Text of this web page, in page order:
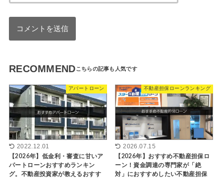
RECOMMEND
アパートローン
2022.12.01
【2026年】低金利・審査に甘いア
パートローンおすすめランキン
グ。不動産投資家が教えるおすす
不動産担保ローンランキング
2026.07.15
【2026年】おすすめ不動産担保ロ
ーン！資金調達の専門家が「絶
対」におすすめしたい不動産担保